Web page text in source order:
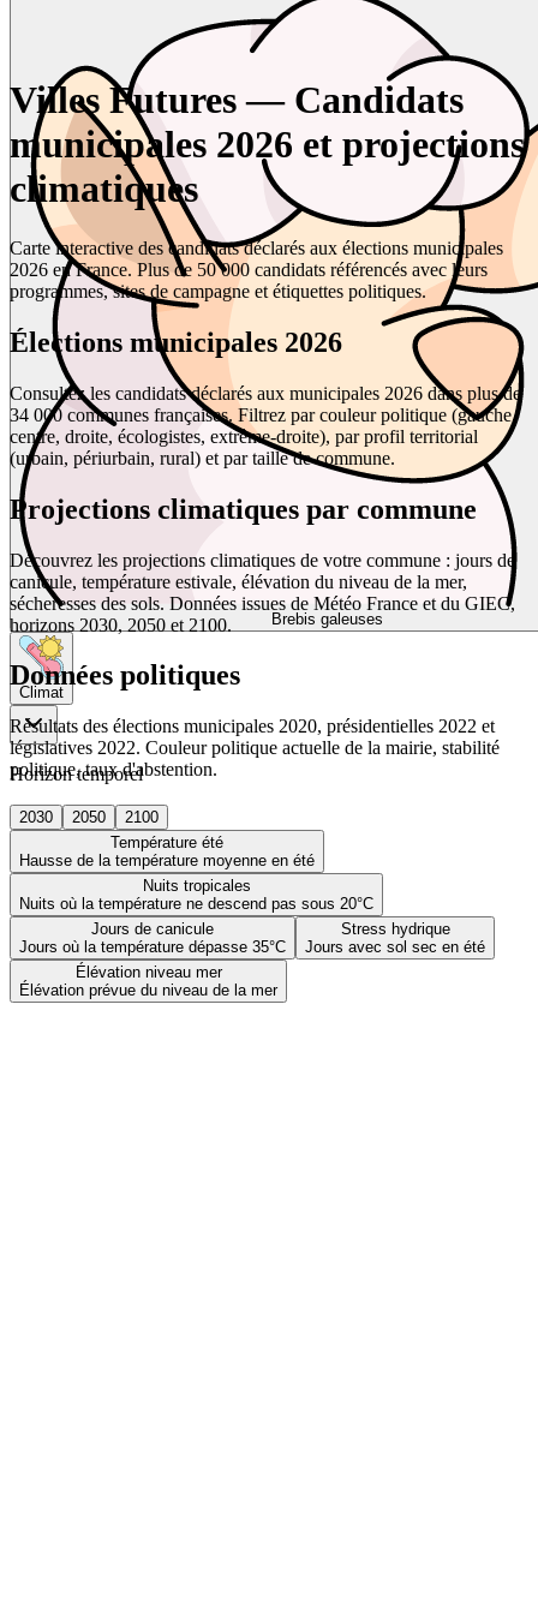
Brebis galeuses
Climat
Horizon temporel
2030 2050
2100
Température été
Hausse de la température moyenne en été
Nuits tropicales
Nuits où la température ne descend pas sous 20°C
Jours de canicule
Jours où la température dépasse 35°C
Stress hydrique
Jours avec sol sec en été
Élévation niveau mer
Élévation prévue du niveau de la mer
Villes Futures — Candidats
municipales 2026 et projections
climatiques
Carte interactive des candidats déclarés aux élections municipales
2026 en France. Plus de 50 000 candidats référencés avec leurs
programmes, sites de campagne et étiquettes politiques.
Élections municipales 2026
Consultez les candidats déclarés aux municipales 2026 dans plus de
34 000 communes françaises. Filtrez par couleur politique (gauche,
centre, droite, écologistes, extrême-droite), par profil territorial
(urbain, périurbain, rural) et par taille de commune.
Projections climatiques par commune
Découvrez les projections climatiques de votre commune : jours de
canicule, température estivale, élévation du niveau de la mer,
sécheresses des sols. Données issues de Météo France et du GIEC,
horizons 2030, 2050 et 2100.
Données politiques
Résultats des élections municipales 2020, présidentielles 2022 et
législatives 2022. Couleur politique actuelle de la mairie, stabilité
politique, taux d'abstention.